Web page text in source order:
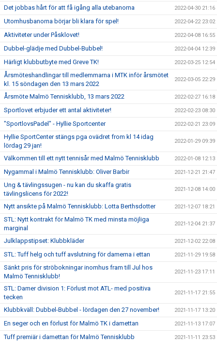
Det jobbas hårt för att få igång alla utebanorna 2022-04-30 21:16
Utomhusbanorna börjar bli klara för spel! 2022-04-22 23:02
Aktiviteter under Påsklovet! 2022-04-08 16:55
Dubbel-glädje med Dubbel-Bubbel! 2022-04-04 12:39
Härligt klubbutbyte med Greve TK! 2022-03-25 12:54
Årsmöteshandlingar till medlemmarna i MTK inför årsmötet
kl. 15 söndagen den 13 mars 2022
2022-03-05 22:29
Årsmöte Malmö Tennisklubb, 13 mars 2022 2022-02-27 16:18
Sportlovet erbjuder ett antal aktiviteter! 2022-02-23 08:30
"SportlovsPadel" - Hyllie Sportcenter 2022-02-21 23:09
Hyllie SportCenter stängs pga ovädret from kl 14 idag
lördag 29 jan!
2022-01-29 09:39
Välkommen till ett nytt tennisår med Malmö Tennisklubb 2022-01-08 12:13
Nygammal i Malmö Tennisklubb: Oliver Barbir 2021-12-21 21:47
Ung & tävlingssugen - nu kan du skaffa gratis
tävlingslicens för 2022!
2021-12-08 14:00
Nytt ansikte på Malmö Tennisklubb: Lotta Berthsdotter 2021-12-07 18:21
STL: Nytt kontrakt för Malmö TK med minsta möjliga
marginal
2021-12-04 21:37
Julklappstipset: Klubbkläder 2021-12-02 22:08
STL: Tuff helg och tuff avslutning för damerna i ettan 2021-11-29 19:58
Sänkt pris för ströbokningar inomhus fram till Jul hos
Malmö Tennisklubb!
2021-11-23 17:11
STL: Damer division 1: Förlust mot ATL- med positiva
tecken
2021-11-17 21:55
Klubbkväll: Dubbel-Bubbel - lördagen den 27 november! 2021-11-17 13:20
En seger och en förlust för Malmö TK i damettan 2021-11-13 17:07
Tuff premiär i damettan för Malmö Tennisklubb 2021-11-11 23:53